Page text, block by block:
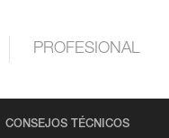
PROFESIONAL
CONSEJOS TÉCNICOS